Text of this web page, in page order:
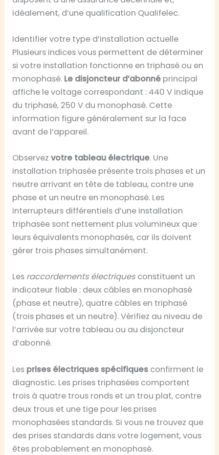
idéalement, d’une qualification Qualifelec.
Identifier votre type d’installation actuelle
Plusieurs indices vous permettent de déterminer
si votre installation fonctionne en triphasé ou en
monophasé. Le disjoncteur d’abonné principal
affiche le voltage correspondant : 440 V indique
du triphasé, 250 V du monophasé. Cette
information figure généralement sur la face
avant de l’appareil.
Observezvotre tableau électrique. Une
installation triphasée présente trois phases et un
neutre arrivant en tête de tableau, contre une
phase et un neutre en monophasé. Les
interrupteurs différentiels d’une installation
triphasée sont nettement plus volumineux que
leurs équivalents monophasés, car ils doivent
gérer trois phases simultanément.
Les raccordements électriques constituent un
indicateur fiable : deux câbles en monophasé
(phase et neutre), quatre câbles en triphasé
(trois phases et un neutre). Vérifiez au niveau de
l’arrivée sur votre tableau ou au disjoncteur
d’abonné.
Les prises électriques spécifiques confirment le
diagnostic. Les prises triphasées comportent
trois à quatre trous ronds et un trou plat, contre
deux trous et une tige pour les prises
monophasées standards. Si vous ne trouvez que
des prises standards dans votre logement, vous
êtes probablement en monophasé.